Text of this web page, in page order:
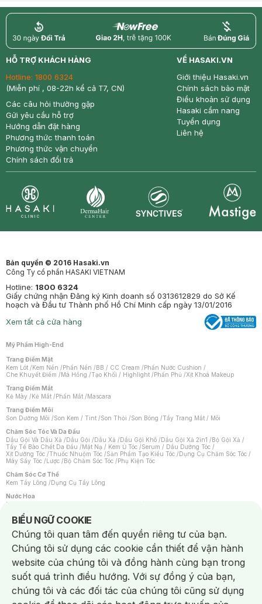
return nowfree price
HỖ TRỢ KHÁCH HÀNG
Hotline: 1800 6324
(Miễn phí , 08-22h kể cả T7, CN)
Các câu hỏi thường gặp
Gửi yêu cầu hỗ trợ
Hướng dẫn đặt hàng
Phương thức thanh toán
Phương thức vận chuyển
Chính sách đổi trả
VỀ HASAKI.VN
Giới thiệu Hasaki.vn
Chính sách bảo mật
Điều khoản sử dụng
Hasaki cẩm nang
Tuyển dụng
Liên hệ
Bản quyền © 2016 Hasaki.vn
Công Ty cổ phần HASAKI VIETNAM
Hotline: 1800 6324
Giấy chứng nhận Đăng ký Kinh doanh số 0313612829 do Sở Kế
hoạch và Đầu tư Thành phố Hồ Chí Minh cấp ngày 13/01/2016
Xem tất cả cửa hàng
Mỹ Phẩm High-End
Trang Điểm Mặt
Kem Lót /Kem Nền /Phấn Nền /BB / CC Cream /Phấn Nước Cushion /
Che Khuyết Điểm /Má Hồng /Tạo Khối / Highlight /Phấn Phủ /Xịt Khoá Makeup
Trang Điểm Mắt
Kẻ Mày /Kẻ Mắt /Phấn Mắt /Mascara
Trang Điểm Môi
Son Dưỡng Môi /Son Kem / Tint /Son Thỏi /Son Bóng /Tẩy Trang Mắt / Môi
Chăm Sóc Tóc Và Da Đầu
Dầu Gội Và Dầu Xả /Dầu Gội /Dầu Xả /Dầu Gội Khô /Dầu Gội Xả 2in1 /Bộ Gội Xả /
Tẩy Tế Bào Chết Da Đầu /Mặt Nạ / Kem Ủ Tóc /Serum / Dầu Dưỡng Tóc /
Xịt Dưỡng Tóc /Thuốc Nhuộm Tóc /Sản Phẩm Tạo Kiểu Tóc /Dụng Cụ Chăm Sóc Tóc /
Máy Sấy Tóc /Lược /Bộ Chăm Sóc Tóc /Phụ Kiện Tóc
Chăm Sóc Cơ Thể
Kem Tẩy Lông /Dụng Cụ Tẩy Lông
Nước Hoa
Nước Hoa Nữ
Chăm Sóc Cá Nhân
Chống Muỗi /Khẩu Trang /Máy Massage/Mặt Nạ Xông Hơi /Nước Rửa Tay/
Sản Phẩm Chăm Sóc Khác /Bàn Chải Đánh Răng /Bàn Chải Điện/
Hỗ Trợ Trắng Răng/Kem Đánh Răng /Máy Tăm Nước/ Nước Súc Miệng/
Tăm / Chỉ Nha Khoa/ Xịt Thơm Miệng / Dung Dịch Vệ Sinh/Dưỡng Vùng Kín/
Khăn Ướt Vệ Sinh Vùng Kín/Băng Vệ Sinh/Tampon/Bọt Cạo Râu /Dao Cạo Râu/
Máy Cạo Râu
Vấn Đề Về Da
Da Dầu / Lỗ Chân Lông To/ Da Khô / Mất Nước/ Da Lão Hóa/ Da Mụn/
Da Nhạy Cảm / Kích Ứng
Da Xỉn Màu Thâm / Nám / Tàn Nhang
BIỂU NGỮ COOKIE
Notice about cookies usage
Chúng tôi quan tâm đến quyền riêng tư của bạn.
Chúng tôi sử dụng các cookie cần thiết để vận hành
website của chúng tôi và đồng hành cùng bạn trong
suốt quá trình điều hướng. Với sự đồng ý của bạn,
chúng tôi và các đối tác của chúng tôi cũng sử dụng